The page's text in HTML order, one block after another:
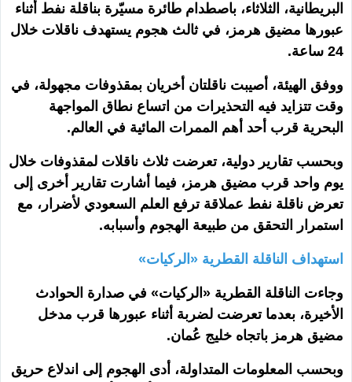
البريطانية، الثلاثاء، باصطدام طائرة مسيّرة بناقلة نفط أثناء
عبورها مضيق هرمز، في ثالث هجوم يستهدف ناقلات خلال
24 ساعة.
ووفق الهيئة، أصيبت ناقلتان أخريان بمقذوفات مجهولة، في
وقت تتزايد فيه التحذيرات من اتساع نطاق المواجهة
البحرية قرب أحد أهم الممرات المائية في العالم.
وبحسب تقارير دولية، تعرضت ثلاث ناقلات لمقذوفات خلال
يوم واحد قرب مضيق هرمز، فيما أشارت تقارير أخرى إلى
تعرض ناقلة نفط عملاقة ترفع العلم السعودي لأضرار، مع
استمرار التحقق من طبيعة الهجوم وأسبابه.
استهداف الناقلة القطرية «الركيات»
وجاءت الناقلة القطرية «الركيات» في صدارة الحوادث
الأخيرة، بعدما تعرضت لضربة أثناء عبورها قرب مدخل
مضيق هرمز باتجاه خليج عُمان.
وبحسب المعلومات المتداولة، أدى الهجوم إلى اندلاع حريق